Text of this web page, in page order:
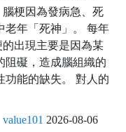
梗因為發病急、死
老年「死神」。 每年
出現主要是因為某
阻礙，造成腦組織的
功能的缺失。 對人的
value101 2026-08-06